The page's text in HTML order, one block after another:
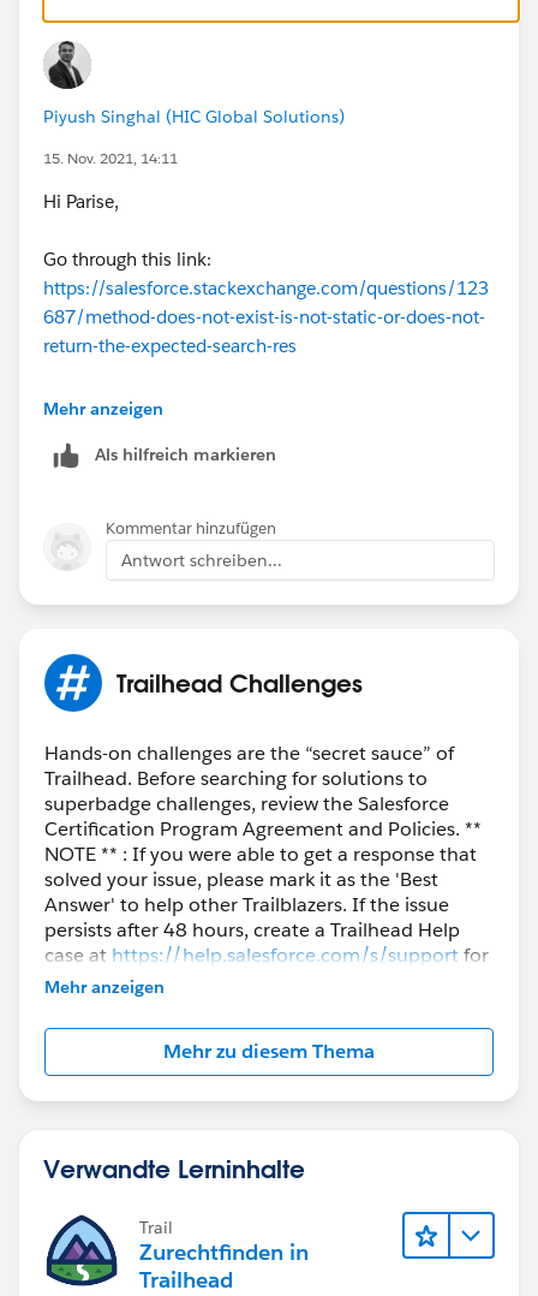
Piyush Singhal (HIC Global Solutions)
15. Nov. 2021, 14:11
Hi Parise,
Go through this link:
https://salesforce.stackexchange.com/questions/123
687/method-does-not-exist-is-not-static-or-does-not-
return-the-expected-search-res
Hope this will help you
Thanks
Mehr anzeigen
Als hilfreich markieren
Kommentar hinzufügen
Antwort schreiben...
Trailhead Challenges
Hands-on challenges are the “secret sauce” of
Trailhead. Before searching for solutions to
superbadge challenges, review the Salesforce
Certification Program Agreement and Policies. **
NOTE ** : If you were able to get a response that
solved your issue, please mark it as the 'Best
Answer' to help other Trailblazers. If the issue
persists after 48 hours, create a Trailhead Help
case at https://help.salesforce.com/s/supportfor
further assistance.
Mehr anzeigen
Mehr zu diesem Thema
Verwandte Lerninhalte
Trail
Zurechtfinden in
Trailhead